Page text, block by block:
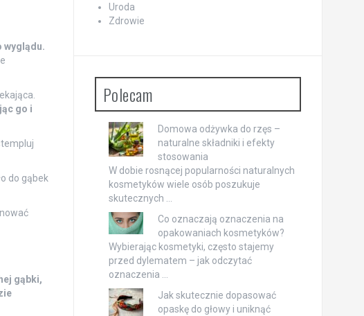
wyglądu.
go i
do gąbek
gąbki,
Uroda
Zdrowie
Polecam
Domowa odżywka do rzęs –
naturalne składniki i efekty
stosowania
W dobie rosnącej popularności naturalnych
kosmetyków wiele osób poszukuje
skutecznych …
Co oznaczają oznaczenia na
opakowaniach kosmetyków?
Wybierając kosmetyki, często stajemy
przed dylematem – jak odczytać
oznaczenia …
Jak skutecznie dopasować
opaskę do głowy i uniknąć